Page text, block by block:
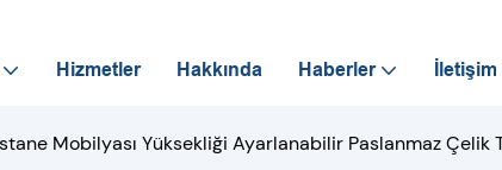
Hizmetler Hakkında Haberler İletişim
Mobilyası Yüksekliği Ayarlanabilir Paslanmaz Çelik